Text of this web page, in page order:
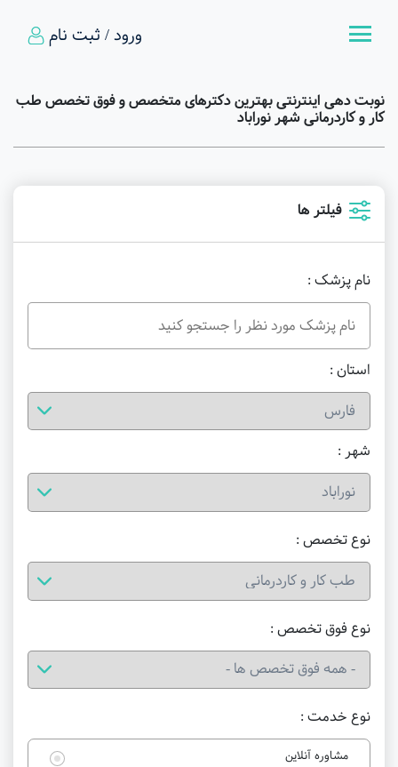
ورود / ثبت نام
نوبت دهی اینترنتی بهترین دکترهای متخصص و فوق تخصص طب
کار و کاردرمانی شهر نوراباد
فیلتر ها
نام پزشک :
استان :
شهر :
نوع خدمت :
مشاوره آنلاین
نوع تخصص :
نوع فوق تخصص :